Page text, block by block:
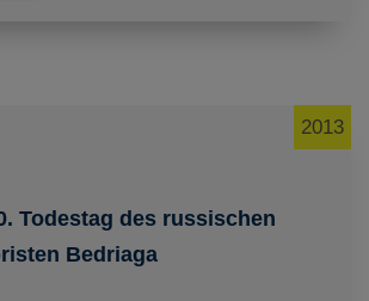
Todestag des russischen
Bedriaga
2013